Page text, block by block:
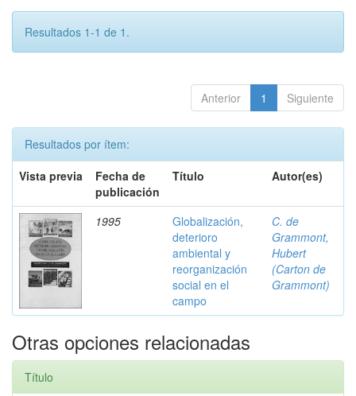
Resultados 1-1 de 1.
Anterior 1 Siguiente
Resultados por ítem:
Vista previa
Fecha de
publicación
Título Autor(es)
1995
Globalización,
deterioro
ambiental y
reorganización
social en el
campo
C. de
Grammont,
Hubert
(Carton de
Grammont)
Otras opciones relacionadas
Título